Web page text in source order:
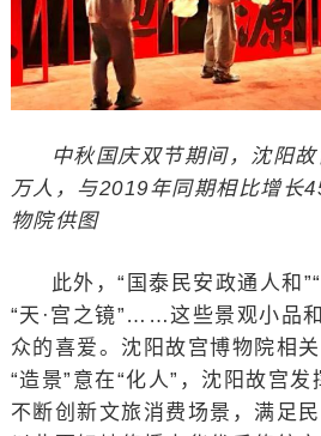
中秋国庆双节期间，沈阳
万人，与2019年同期相比增长
物院供图
此外，“国泰民安政通人和
“天·宫之镜”……这些景观小品
众的喜爱。沈阳故宫博物院相
“造景”意在“化人”，沈阳故宫发
不断创新文旅消费场景，满足